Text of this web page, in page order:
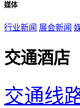
媒体
行业新闻 展会新闻
交通酒店
交通线